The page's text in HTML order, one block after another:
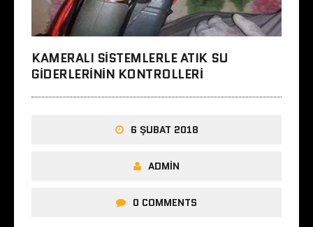
KAMERALI SISTEMLERLE ATIK SU
GIDERLERININ KONTROLLERI
6 ŞUBAT 2018
ADMIN
0 COMMENTS